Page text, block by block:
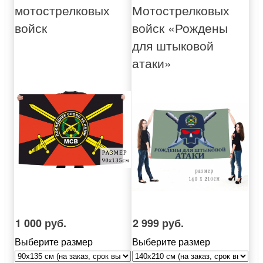
мотострелковых
войск
1 000 руб.
Выберите размер
Мотострелковых
войск «Рождены
для штыковой
атаки»
2 999 руб.
Выберите размер